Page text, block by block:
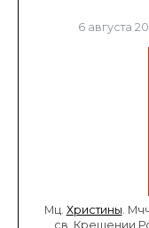
6 августа
Мц. Христины.
св. Крещении